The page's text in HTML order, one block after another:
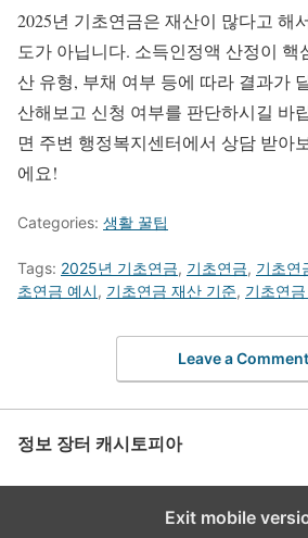
2025년 기초연금은 재산이 많다고 해
도가 아닙니다. 소득인정액 산정이 핵
산 유형, 부채 여부 등에 따라 결과가
산해보고 신청 여부를 판단하시길 바
면 주변 행정복지센터에서 상담 받아
에요!
Categories: 생활 꿀팁
Tags: 2025년 기초연금, 기초연금, 기초연
초연금 예시, 기초연금 재산 기준, 기초연
Leave a Comment
정보 장터 캐시토피아
Exit mobile